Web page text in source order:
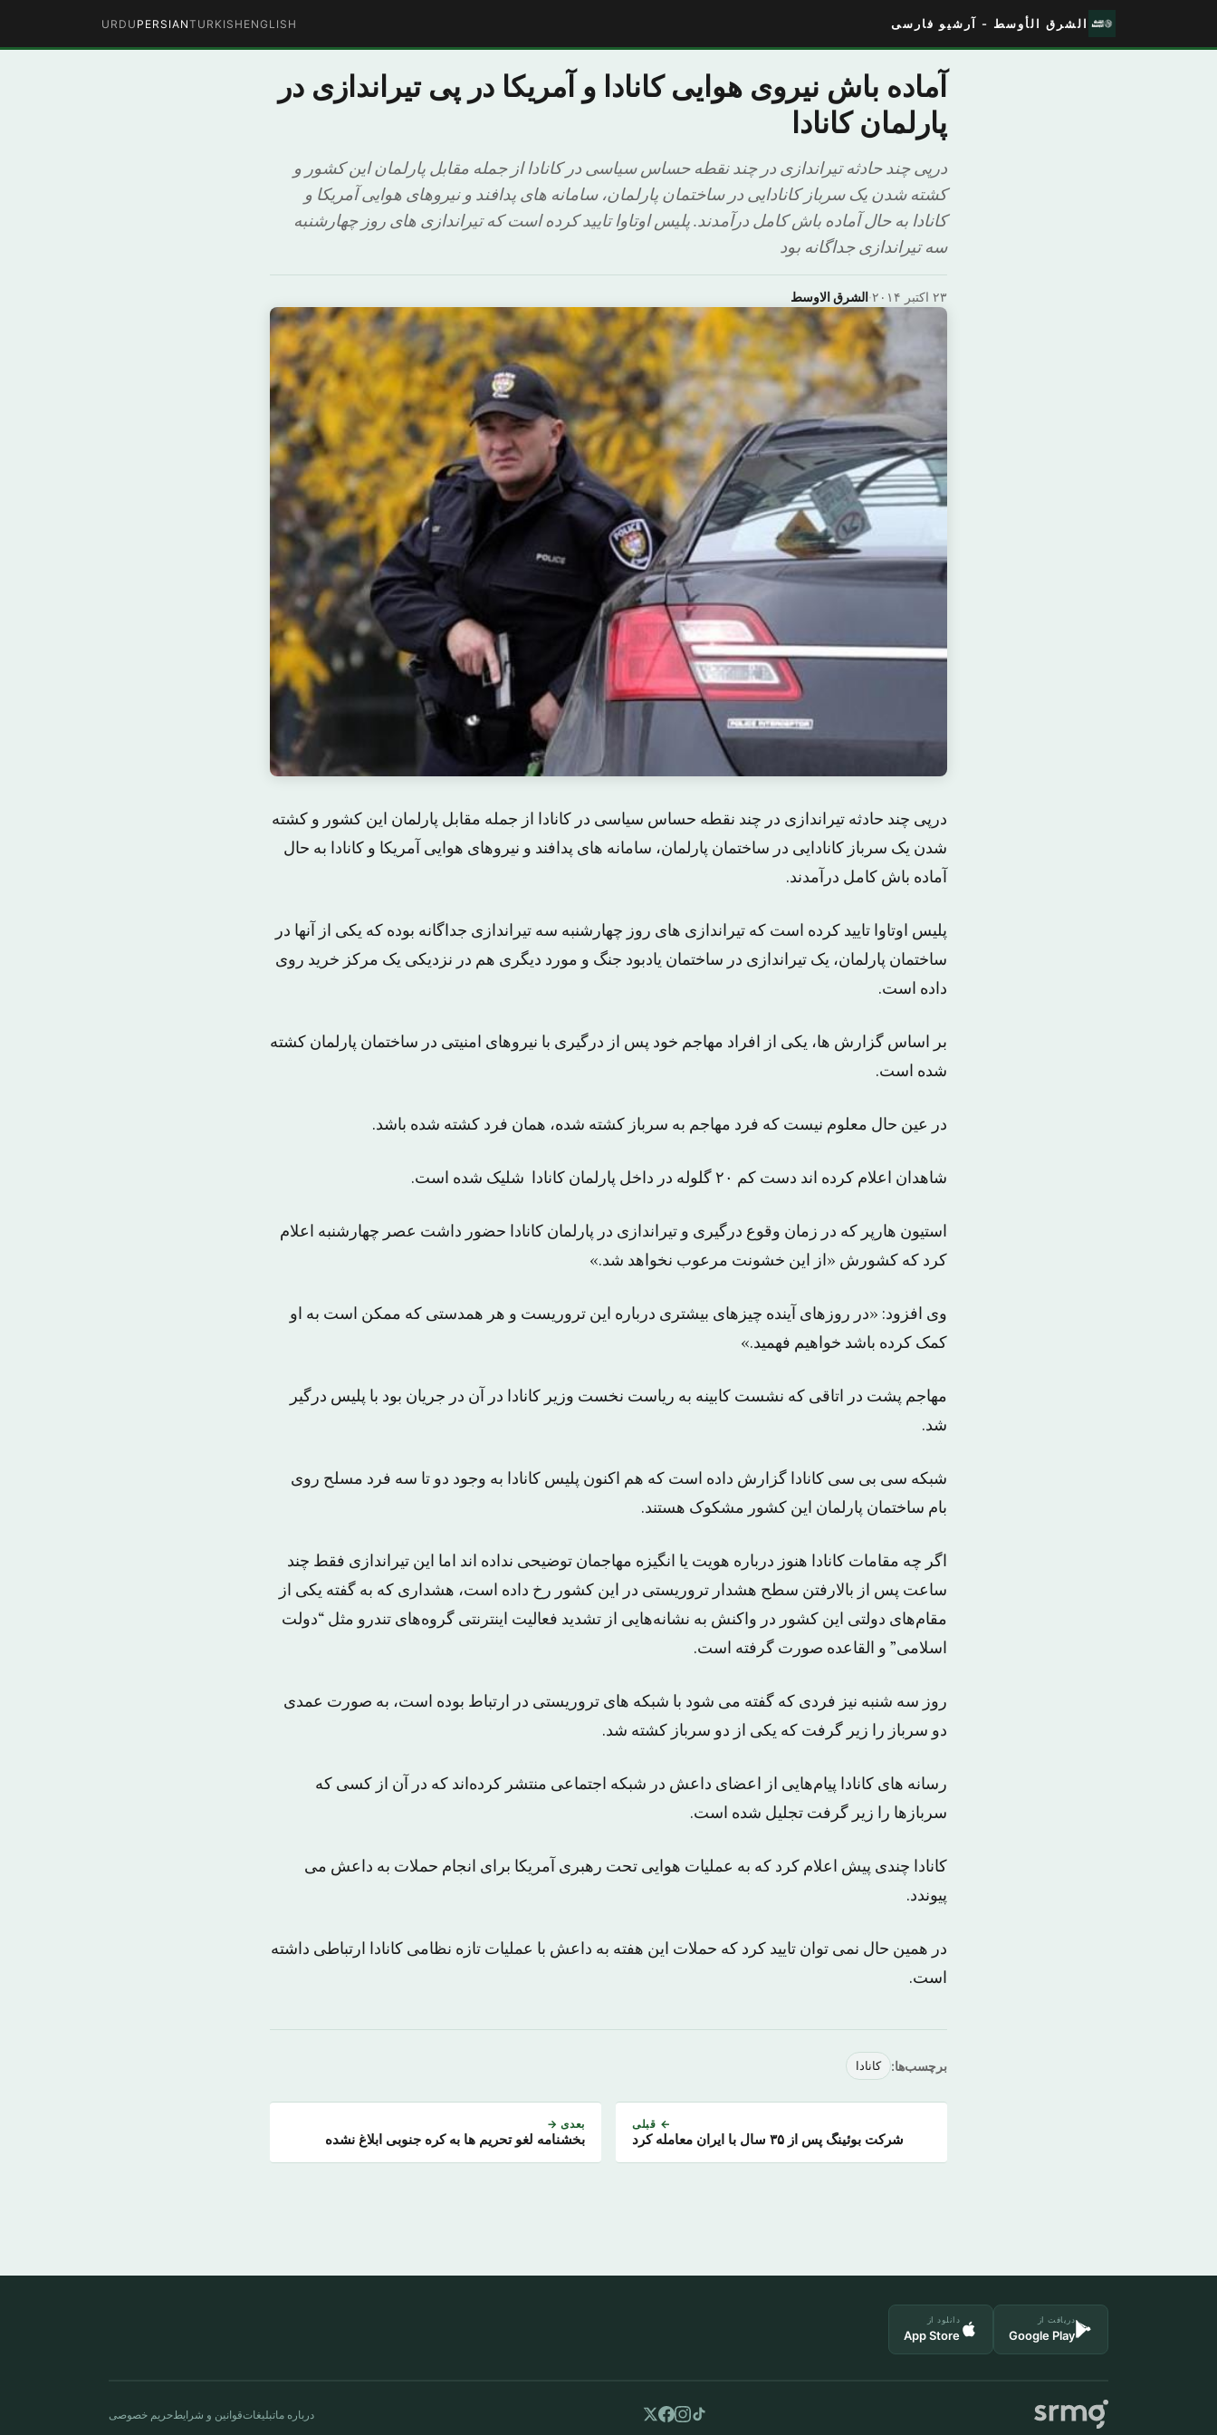
الشرق الأوسط - آرشیو فارسی ENGLISH
TURKISH
PERSIAN
URDU
آماده باش نیروی هوایی کانادا و آمریکا در پی تیراندازی در
پارلمان کانادا
درپی چند حادثه تیراندازی در چند نقطه حساس سیاسی در کانادا از جمله مقابل پارلمان این کشور و
کشته شدن یک سرباز کانادایی در ساختمان پارلمان، سامانه های پدافند و نیروهای هوایی آمریکا و
کانادا به حال آماده باش کامل درآمدند. پلیس اوتاوا تایید کرده است که تیراندازی های روز چهارشنبه
سه تیراندازی جداگانه بود
الشرق الاوسط· ۲۳ اکتبر ۲۰۱۴
درپی چند حادثه تیراندازی در چند نقطه حساس سیاسی در کانادا از جمله مقابل پارلمان این کشور و کشته
شدن یک سرباز کانادایی در ساختمان پارلمان، سامانه های پدافند و نیروهای هوایی آمریکا و کانادا به حال
آماده باش کامل درآمدند.
پلیس اوتاوا تایید کرده است که تیراندازی های روز چهارشنبه سه تیراندازی جداگانه بوده که یکی از آنها در
ساختمان پارلمان، یک تیراندازی در ساختمان یادبود جنگ و مورد دیگری هم در نزدیکی یک مرکز خرید روی
داده است.
بر اساس گزارش ها، یکی از افراد مهاجم خود پس از درگیری با نیروهای امنیتی در ساختمان پارلمان کشته
شده است.
در عین حال معلوم نیست که فرد مهاجم به سرباز کشته شده، همان فرد کشته شده باشد.
شاهدان اعلام کرده اند دست کم ۲۰ گلوله در داخل پارلمان کانادا شلیک شده است.
استیون هارپر که در زمان وقوع درگیری و تیراندازی در پارلمان کانادا حضور داشت عصر چهارشنبه اعلام
کرد که کشورش «از این خشونت مرعوب نخواهد شد.»
وی افزود: «در روزهای آینده چیزهای بیشتری درباره این تروریست و هر همدستی که ممکن است به او
کمک کرده باشد خواهیم فهمید.»
مهاجم پشت در اتاقی که نشست کابینه به ریاست نخست وزیر کانادا در آن در جریان بود با پلیس درگیر
شد.
شبکه سی بی سی کانادا گزارش داده است که هم اکنون پلیس کانادا به وجود دو تا سه فرد مسلح روی
بام ساختمان پارلمان این کشور مشکوک هستند.
اگر چه مقامات کانادا هنوز درباره هویت یا انگیزه مهاجمان توضیحی نداده اند اما این تیراندازی فقط چند
ساعت پس از بالارفتن سطح هشدار تروریستی در این کشور رخ داده است، هشداری که به گفته یکی از
مقام‌های دولتی این کشور در واکنش به نشانه‌‎هایی از تشدید فعالیت اینترنتی گروه‌های تندرو مثل “دولت
اسلامی” و القاعده صورت گرفته است.
روز سه شنبه نیز فردی که گفته می شود با شبکه های تروریستی در ارتباط بوده است، به صورت عمدی
دو سرباز را زیر گرفت که یکی از دو سرباز کشته شد.
رسانه هاى کانادا پیام‌هایى از اعضاى داعش در شبکه اجتماعى منتشر کرده‌اند که در آن از کسی که
سربازها را زیر گرفت تجلیل شده است.
کانادا چندی پیش اعلام کرد که به عملیات هوایی تحت رهبری آمریکا برای انجام حملات به داعش می
پیوندد.
در همین حال نمی توان تایید کرد که حملات این هفته به داعش با عملیات تازه نظامی کانادا ارتباطی داشته
است.
برچسب‌ها: کانادا
← قبلی
شرکت بوئینگ پس از ۳۵ سال با ایران معامله کرد
بعدی →
بخشنامه لغو تحریم ها به کره جنوبی ابلاغ نشده
دریافت از
Google Play
دانلود از
App Store
درباره ماتبلیغاتقوانین و شرایط حریم خصوصی